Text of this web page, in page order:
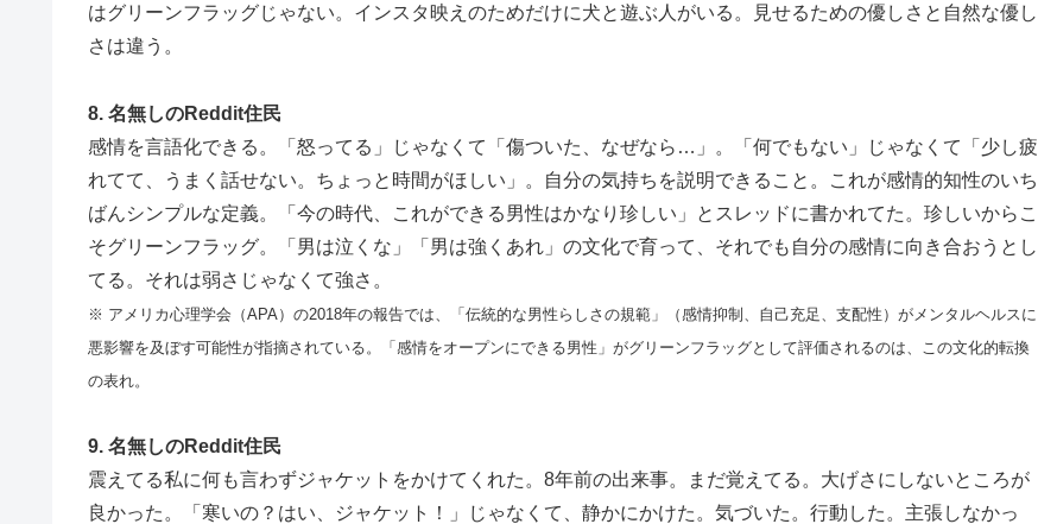
はグリーンフラッグじゃない。インスタ映えのためだけに犬と遊ぶ人がいる。見せるための優しさと自然な優し
さは違う。
8. 名無しのReddit住民
感情を言語化できる。「怒ってる」じゃなくて「傷ついた、なぜなら…」。「何でもない」じゃなくて「少し疲
れてて、うまく話せない。ちょっと時間がほしい」。自分の気持ちを説明できること。これが感情的知性のいち
ばんシンプルな定義。「今の時代、これができる男性はかなり珍しい」とスレッドに書かれてた。珍しいからこ
そグリーンフラッグ。「男は泣くな」「男は強くあれ」の文化で育って、それでも自分の感情に向き合おうとし
てる。それは弱さじゃなくて強さ。
※ アメリカ心理学会（APA）の2018年の報告では、「伝統的な男性らしさの規範」（感情抑制、自己充足、支配性）がメンタルヘルスに
悪影響を及ぼす可能性が指摘されている。「感情をオープンにできる男性」がグリーンフラッグとして評価されるのは、この文化的転換
の表れ。
9. 名無しのReddit住民
震えてる私に何も言わずジャケットをかけてくれた。8年前の出来事。まだ覚えてる。大げさにしないところが
良かった。「寒いの？はい、ジャケット！」じゃなくて、静かにかけた。気づいた。行動した。主張しなかっ